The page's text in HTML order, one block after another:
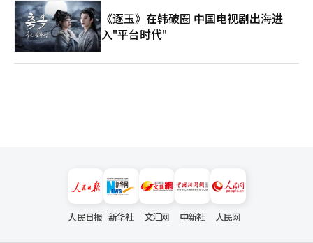
《逐玉》在韩破圈 中国电视剧出海进
入"平台时代"
人民日报 新华社 文汇网 中新社 人民网